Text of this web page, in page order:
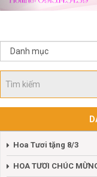
Hoa Tươi tặng 8/3
HOA TƯƠI CHÚC